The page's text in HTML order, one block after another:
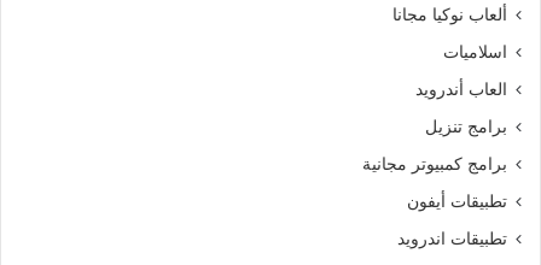
ألعاب نوكيا مجانا
اسلاميات
العاب أندرويد
برامج تنزيل
برامج كمبيوتر مجانية
تطبيقات أيفون
تطبيقات اندرويد